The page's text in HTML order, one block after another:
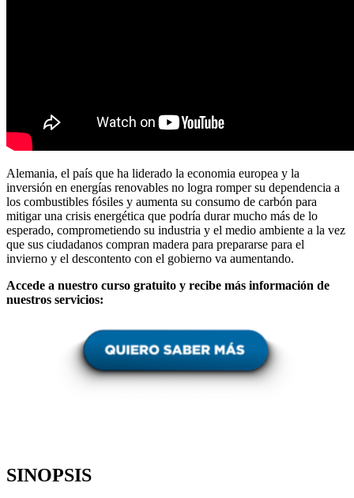
Alemania, el país que ha liderado la economia europea y la
inversión en energías renovables no logra romper su dependencia a
los combustibles fósiles y aumenta su consumo de carbón para
mitigar una crisis energética que podría durar mucho más de lo
esperado, comprometiendo su industria y el medio ambiente a la vez
que sus ciudadanos compran madera para prepararse para el
invierno y el descontento con el gobierno va aumentando.
Accede a nuestro curso gratuito y recibe más información de
nuestros servicios:
SINOPSIS